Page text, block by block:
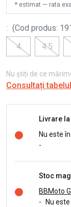
* estimat — rata
: (Cod produs:
4
4.5
Nu știți de ce
Consultați
Livrare
Nu este
-
Stoc
BBMoto
-
Nu